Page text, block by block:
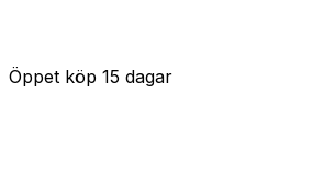
Öppet köp 15 dagar